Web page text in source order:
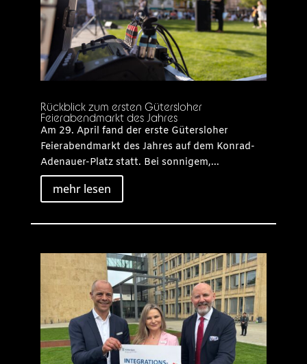
Rückblick zum ersten Gütersloher
Feierabendmarkt des Jahres
Am 29. April fand der erste Gütersloher
Feierabendmarkt des Jahres auf dem Konrad-
Adenauer-Platz statt. Bei sonnigem,...
mehr lesen